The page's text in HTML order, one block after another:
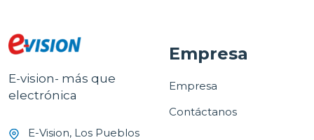
E-vision- más que
electrónica
E-Vision, Los Pueblos
Empresa
Empresa
Contáctanos